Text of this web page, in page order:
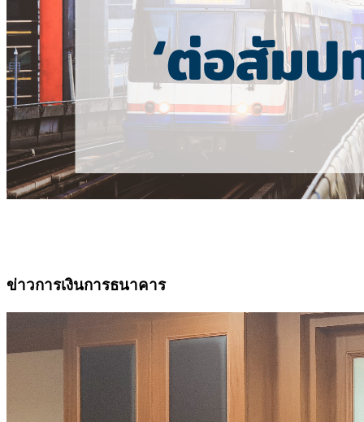
ข่าวการเงินการธนาคาร